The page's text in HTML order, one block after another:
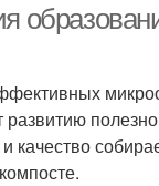
развитию
качество